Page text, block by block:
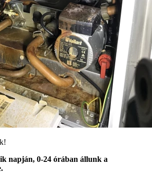
napján, 0-24 órában állunk a